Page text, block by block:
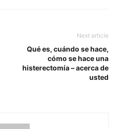
Next article
Qué es, cuándo se hace,
cómo se hace una
histerectomía – acerca de
usted